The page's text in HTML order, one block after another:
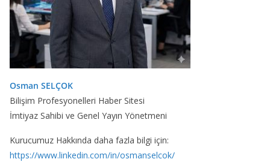
Osman SELÇOK
Bilişim Profesyonelleri Haber Sitesi
İmtiyaz Sahibi ve Genel Yayın Yönetmeni
Kurucumuz Hakkında daha fazla bilgi için:
https://www.linkedin.com/in/osmanselcok/